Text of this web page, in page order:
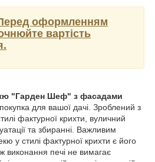
оформленням
вартість
"Гарден Шеф" з фасадами
для вашої дачі. Зроблений з
фактурної крихти, вуличний
та збиранні. Важливим
у стилі фактурної крихти є його
виконання печі не вимагає